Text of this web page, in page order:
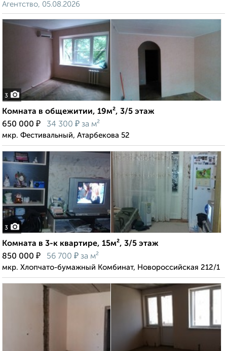
Агентство, 05.08.2026
3
Комната в общежитии, 19м², 3/5 этаж
650 000 ₽ 34 300 ₽ за м²
мкр. Фестивальный, Атарбекова 52
3
Комната в 3-к квартире, 15м², 3/5 этаж
850 000 ₽ 56 700 ₽ за м²
мкр. Хлопчато-бумажный Комбинат, Новороссийская 212/1